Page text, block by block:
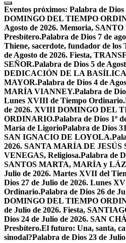
Eventos próximos: Palabra de
DOMINGO DEL TIEMPO
Agosto de 2026. Memoria,
Presbítero.Palabra de Dios 7 de
Thiene, sacerdote, fundador de los
de Agosto de 2026. Fiesta,
SEÑOR.Palabra de Dios 5 de
DEDICACIÓN DE LA
MAYOR.Palabra de Dios 4 de
MARÍA VIANNEY.Palabra de
Lunes XVIII de Tiempo Ordinario.
de 2026. XVIII DOMINGO DEL
ORDINARIO.Palabra de Dios 1º
María de LigorioPalabra de Dios
SAN IGNACIO DE LOYOLA.
2026. SANTA MARÍA DE
VENEGAS, Religiosa.Palabra de
SANTOS MARTA, MARÍA y
Julio de 2026. Martes XVII del
Dios 27 de Julio de 2026. Lunes
Ordinario.Palabra de Dios 26 de
DOMINGO DEL TIEMPO
de Julio de 2026. Fiesta,
Dios 24 de Julio de 2026. SAN
Presbítero.El futuro: Una, santa,
sinodal?Palabra de Dios 23 de